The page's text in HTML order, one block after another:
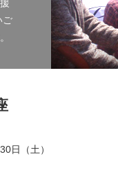
ご
日（土）